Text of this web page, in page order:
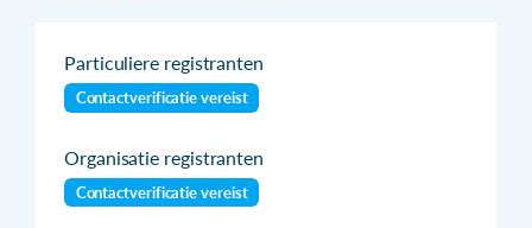
Particuliere registranten
Contactverificatie vereist
Organisatie registranten
Contactverificatie vereist